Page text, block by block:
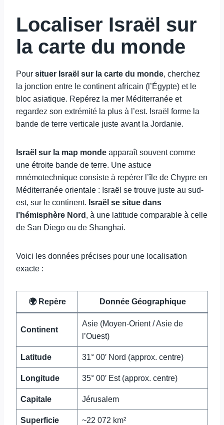
Localiser Israël sur
la carte du monde
Pour situer Israël sur la carte du monde, cherchez
la jonction entre le continent africain (l’Égypte) et le
bloc asiatique. Repérez la mer Méditerranée et
regardez son extrémité la plus à l’est. Israël forme la
bande de terre verticale juste avant la Jordanie.
Israël sur la map monde apparaît souvent comme
une étroite bande de terre. Une astuce
mnémotechnique consiste à repérer l’île de Chypre en
Méditerranée orientale : Israël se trouve juste au sud-
est, sur le continent. Israël se situe dans
l’hémisphère Nord , à une latitude comparable à celle
de San Diego ou de Shanghai.
Voici les données précises pour une localisation
exacte :
🌍 Repère Donnée Géographique
Continent
Asie (Moyen-Orient / Asie de
l’Ouest)
Latitude 31° 00′ Nord (approx. centre)
Longitude 35° 00′ Est (approx. centre)
Capitale Jérusalem
Superficie ~22 072 km²